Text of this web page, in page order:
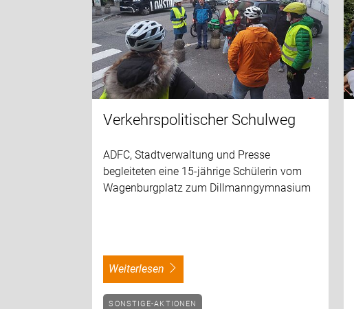
Verkehrspolitischer Schulweg
ADFC, Stadtverwaltung und Presse
begleiteten eine 15-jährige Schülerin vom
Wagenburgplatz zum Dillmanngymnasium
weiterlesen
SONSTIGE-AKTIONEN